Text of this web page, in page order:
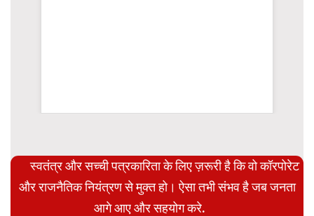
स्वतंत्र और सच्ची पत्रकारिता के लिए ज़रूरी है कि वो कॉरपोरेट
और राजनैतिक नियंत्रण से मुक्त हो। ऐसा तभी संभव है जब जनता
आगे आए और सहयोग करे.